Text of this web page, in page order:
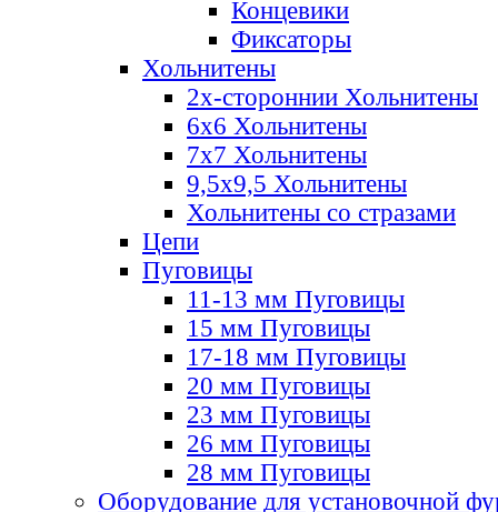
Концевики
Фиксаторы
Хольнитены
2х-стороннии Хольнитены
6х6 Хольнитены
7х7 Хольнитены
9,5х9,5 Хольнитены
Хольнитены со стразами
Цепи
Пуговицы
11-13 мм Пуговицы
15 мм Пуговицы
17-18 мм Пуговицы
20 мм Пуговицы
23 мм Пуговицы
26 мм Пуговицы
28 мм Пуговицы
Оборудование для установочной